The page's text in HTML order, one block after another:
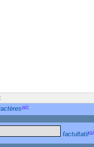
factultatif